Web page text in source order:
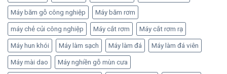
Máy băm gỗ công nghiệp Máy băm rơm
máy chẻ củi công nghiệp Máy cắt rơm Máy cắt rơm rạ
Máy hun khói Máy làm sạch Máy làm đá Máy làm đá viên
Máy mài dao Máy nghiền gỗ mùn cưa